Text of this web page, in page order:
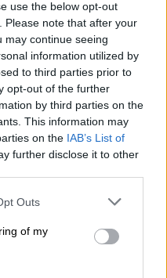
use the below opt-out
Please note that after your
may continue seeing
information utilized by
to third parties prior to
opt-out of the further
by third parties on the
This information may
on the IAB’s List of
further disclose it to other
uses one or more Google
You may click to
its third-party tags to
purposes in below Google
Outs
of my
saa mm. kuitit heti
tarvitsisi
ja niihin liittyviä
yrityksen
paikassa, eikä aikaa
ja aineistojen
yllätti